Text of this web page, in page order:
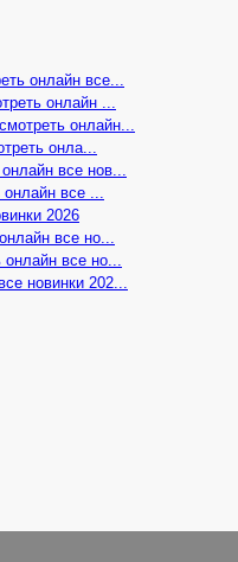
онлайн все...
онлайн ...
онлайн...
онла...
все нов...
все ...
2026
все но...
все но...
новинки 202...